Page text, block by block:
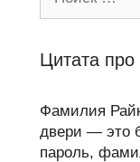
Цитата
Фамилия
двери — это
пароль,